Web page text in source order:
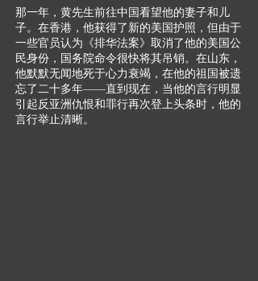
那一年，黄先生前往中国看望他的妻子和儿
子。在香港，他获得了新的美国护照，但由于
一些官员认为《排华法案》取消了他的美国公
民身份，国务院命令很快将其吊销。在山东，
他默默无闻地死于心力衰竭，在他的祖国被遗
忘了二十多年——直到现在，当他的言行明显
引起反亚洲仇恨和罪行再次登上头条时，他的
言行举止清晰。